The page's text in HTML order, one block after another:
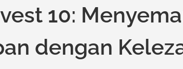
10:
dengan